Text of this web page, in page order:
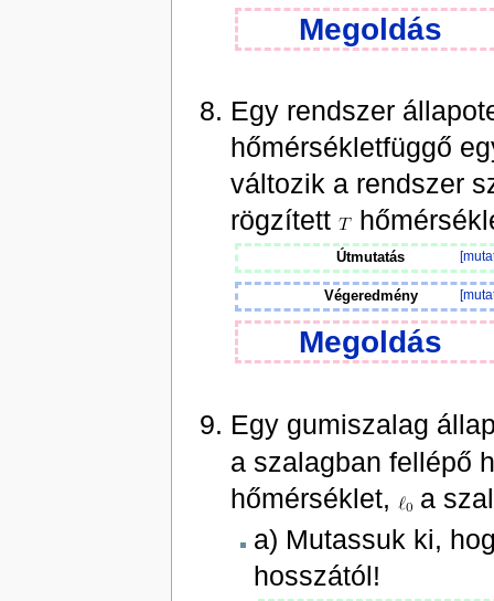
Megoldás
Egy rendszer
hőmérsékletfüggő
változik a rendszer
rögzített
Útmutatás
Végeredmény
Megoldás
Egy gumiszalag
a szalagban fellépő
hőmérséklet,
a
a) Mutassuk ki,
hosszától!